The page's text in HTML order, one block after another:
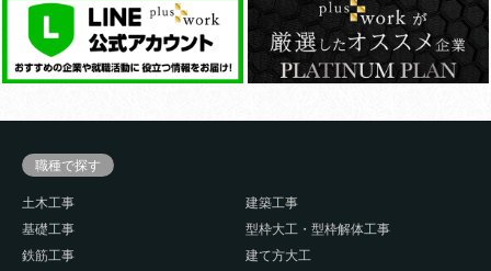
職種で探す
土木工事
建築工事
基礎工事
型枠大工・型枠解体工事
鉄筋工事
建て方大工